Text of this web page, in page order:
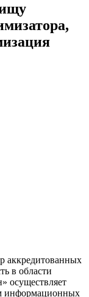
аккредитованных
в области
осуществляет
информационных